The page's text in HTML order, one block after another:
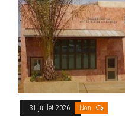
31 juillet 2026 Non